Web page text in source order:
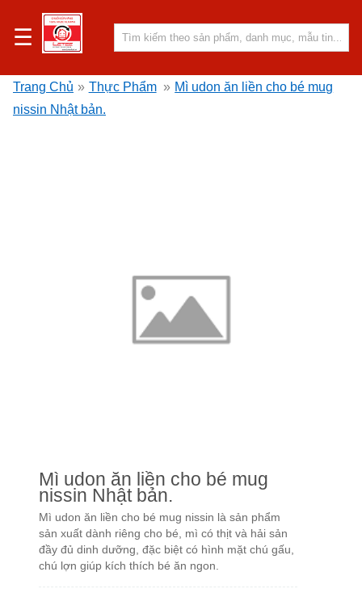
☰
Trang Chủ » Thực Phẩm » Mì udon ăn liền cho bé mug
nissin Nhật bản.
Mì udon ăn liền cho bé mug
nissin Nhật bản.
Mì udon ăn liền cho bé mug nissin là sản phẩm
sản xuất dành riêng cho bé, mì có thịt và hải sản
đầy đủ dinh dưỡng, đặc biệt có hình mặt chú gấu,
chú lợn giúp kích thích bé ăn ngon.